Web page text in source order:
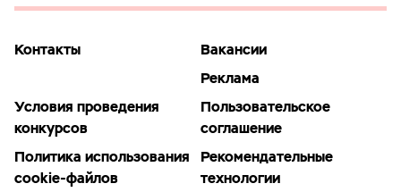
Контакты
Вакансии
Реклама
Условия проведения
конкурсов
Пользовательское
соглашение
Политика использования
cookie-файлов
Рекомендательные
технологии